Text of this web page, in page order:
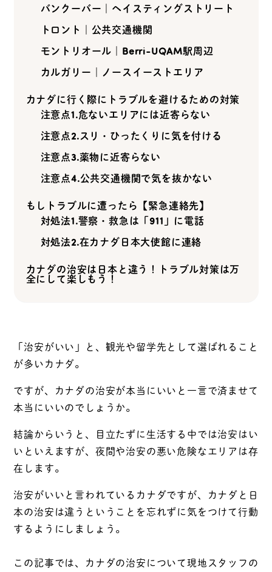
バンクーバー｜ヘイスティングストリート
トロント｜公共交通機関
モントリオール｜Berri-UQAM駅周辺
カルガリー｜ノースイーストエリア
カナダに行く際にトラブルを避けるための対策
注意点1.危ないエリアには近寄らない
注意点2.スリ・ひったくりに気を付ける
注意点3.薬物に近寄らない
注意点4.公共交通機関で気を抜かない
もしトラブルに遭ったら【緊急連絡先】
対処法1.警察・救急は「911」に電話
対処法2.在カナダ日本大使館に連絡
カナダの治安は日本と違う！トラブル対策は万
全にして楽しもう！
「治安がいい」と、観光や留学先として選ばれること
が多いカナダ。
ですが、カナダの治安が本当にいいと一言で済ませて
本当にいいのでしょうか。
結論からいうと、目立たずに生活する中では治安はい
いといえますが、夜間や治安の悪い危険なエリアは存
在します。
治安がいいと言われているカナダですが、カナダと日
本の治安は違うということを忘れずに気をつけて行動
するようにしましょう。
この記事では、カナダの治安について現地スタッフの